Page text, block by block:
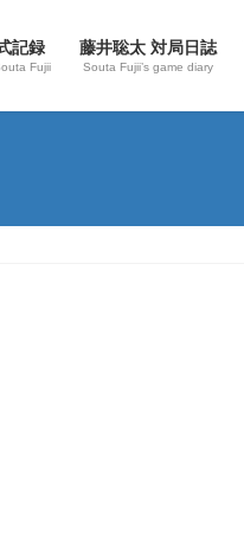
記録
Fujii
藤井聡太 対局日誌
Souta Fujii’s game diary